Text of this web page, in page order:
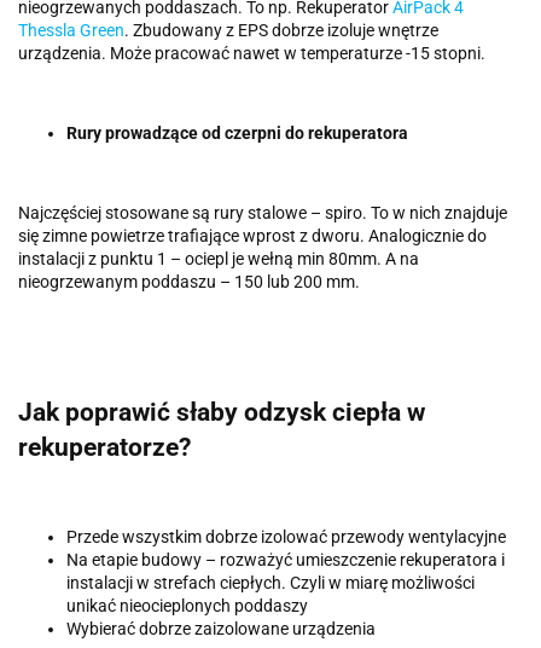
nieogrzewanych poddaszach. To np. RekuperatorAirPack 4
Thessla Green. Zbudowany z EPS dobrze izoluje wnętrze
urządzenia. Może pracować nawet w temperaturze -15 stopni.
Rury prowadzące od czerpni do rekuperatora
Najczęściej stosowane są rury stalowe – spiro. To w nich znajduje
się zimne powietrze trafiające wprost z dworu. Analogicznie do
instalacji z punktu 1 – ociepl je wełną min 80mm. A na
nieogrzewanym poddaszu – 150 lub 200 mm.
Jak poprawić słaby odzysk ciepła w
rekuperatorze?
Przede wszystkim dobrze izolować przewody wentylacyjne
Na etapie budowy – rozważyć umieszczenie rekuperatora i
instalacji w strefach ciepłych. Czyli w miarę możliwości
unikać nieocieplonych poddaszy
Wybierać dobrze zaizolowane urządzenia